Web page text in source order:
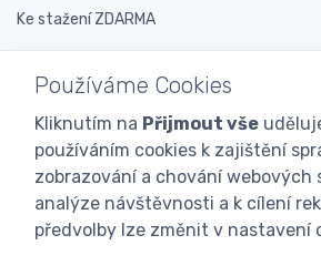
Ke stažení ZDARMA
O nás
O nás
Včelařské prodejny
Novinky
Doporučují nás
Používáme Cookies
Kliknutím na Přijmout vše
používáním cookies k zajištění
zobrazování a chování webových
analýze návštěvnosti a k cílení
předvolby lze změnit v nastavení